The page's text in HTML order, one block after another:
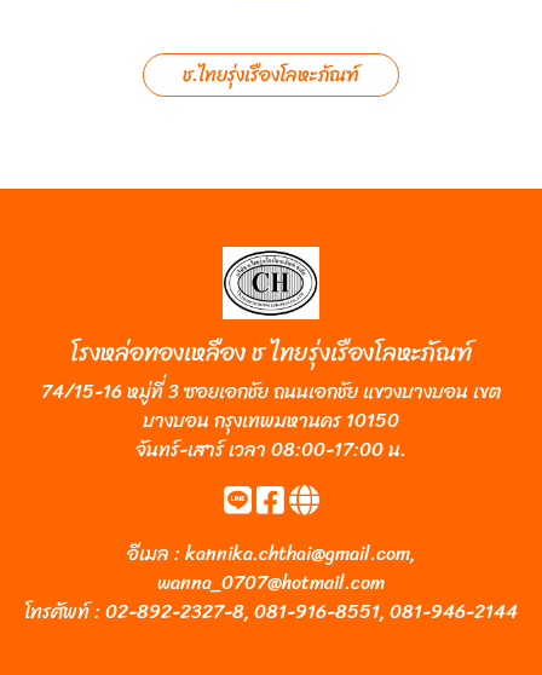
ช.ไทยรุ่งเรืองโลหะภัณฑ์
โรงหล่อทองเหลือง ช ไทยรุ่งเรืองโลหะภัณฑ์
74/15-16 หมู่ที่ 3 ซอยเอกชัย ถนนเอกชัย แขวงบางบอน เขต
บางบอน กรุงเทพมหานคร 10150
จันทร์-เสาร์ เวลา 08:00-17:00 น.
อีเมล :kannika.chthai@gmail.com,
wanna_0707@hotmail.com
โทรศัพท์ :02-892-2327-8,081-916-8551,081-946-2144